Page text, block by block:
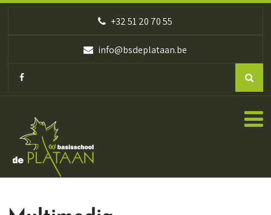
+32 51 20 70 55
info@bsdeplataan.be